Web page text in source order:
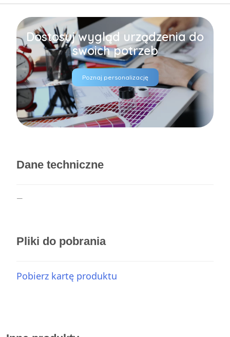
Dostosuj wygląd urządzenia do
swoich potrzeb
Poznaj personalizację
Dane techniczne
—
Pliki do pobrania
Pobierz kartę produktu